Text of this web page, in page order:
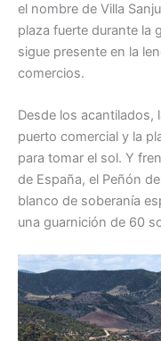
el nombre de Villa
plaza fuerte durante la
sigue presente en la
comercios.
Desde los acantilados,
puerto comercial y la
para tomar el sol. Y
de España, el Peñón
blanco de soberanía
una guarnición de 60